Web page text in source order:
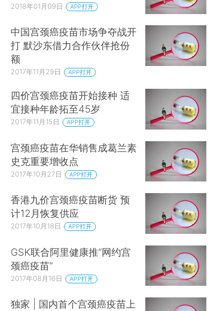
2018年01月09日 APP打开
中国宫颈癌疫苗市场争夺战开
打 默沙东借力合作伙伴抢份
额
2017年11月29日 APP打开
四价宫颈癌疫苗开始接种 适
宜接种年龄拓至45岁
2017年11月15日 APP打开
宫颈癌疫苗在华销售成葛兰素
史克重要增收点
2017年10月27日 APP打开
香港九价宫颈癌疫苗断货 预
计12月恢复供应
2017年10月18日 APP打开
GSK联合阿里健康推“网约宫
颈癌疫苗”
2017年08月16日 APP打开
独家 | 国内首个宫颈癌疫苗上